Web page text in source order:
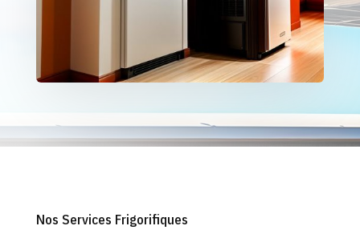
Nos Services Frigorifiques